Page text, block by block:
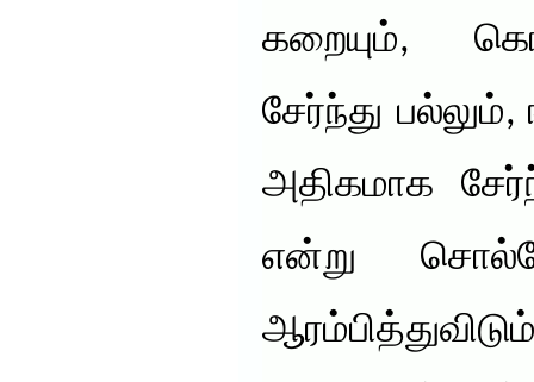
கறையும்,
சேர்ந்து பல்லும்,
அதிகமாக
என்று